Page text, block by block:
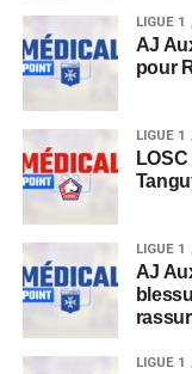
LIGUE 1
AJ
pour
LIGUE 1
LIGUE 1
AJ
LIGUE 1